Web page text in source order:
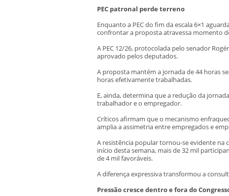
PEC patronal perde terreno
Enquanto a PEC do fim da escala 6×1
confrontar a proposta atravessa momento
A PEC 12/26, protocolada pelo senador
aprovado pelos deputados.
A proposta mantém a jornada de 44 horas
horas efetivamente trabalhadas.
E, ainda, determina que a redução da
trabalhador e o empregador.
Críticos afirmam que o mecanismo
amplia a assimetria entre empregados e
A resistência popular tornou-se evidente na
início desta semana, mais de 32 mil
de 4 mil favoráveis.
A diferença expressiva transformou a
Pressão cresce dentro e fora do